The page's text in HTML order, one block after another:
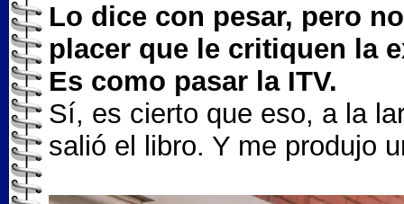
Lo dice con pesar, pero
placer que le critiquen la
Es como pasar la ITV.
Sí, es cierto que eso, a la
salió el libro. Y me produjo